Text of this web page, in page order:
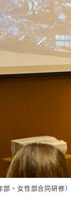
・女性部合同研修）